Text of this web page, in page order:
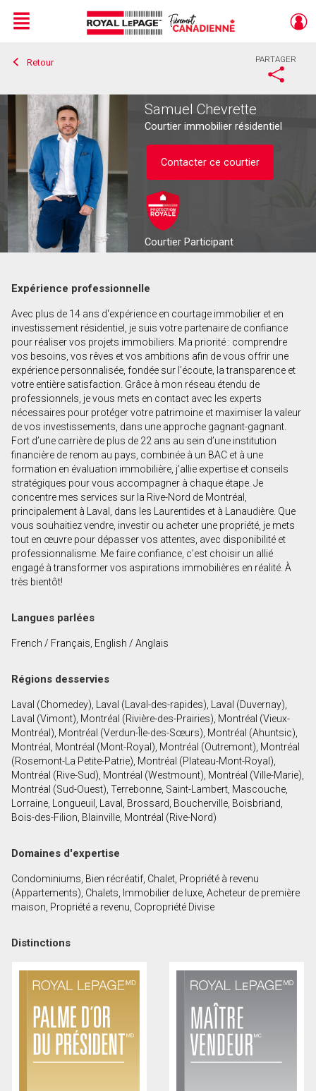
Live
En Direct
Menu
Retour PARTAGER
Samuel Chevrette
Courtier immobilier résidentiel
Contacter ce courtier
Courtier Participant
Prénom
et
Nom
Courriel
Téléphone
(Optionnel)
Message
consentez à nos conditions d'utilisation et vous
communiquer avec vous.
Expérience professionnelle
Avec plus de 14 ans d'expérience en courtage immobilier et en
investissement résidentiel, je suis votre partenaire de confiance
pour réaliser vos projets immobiliers. Ma priorité : comprendre
vos besoins, vos rêves et vos ambitions afin de vous offrir une
expérience personnalisée, fondée sur l’écoute, la transparence et
votre entière satisfaction. Grâce à mon réseau étendu de
professionnels, je vous mets en contact avec les experts
nécessaires pour protéger votre patrimoine et maximiser la valeur
de vos investissements, dans une approche gagnant-gagnant.
Fort d’une carrière de plus de 22 ans au sein d’une institution
financière de renom au pays, combinée à un BAC et à une
formation en évaluation immobilière, j’allie expertise et conseils
stratégiques pour vous accompagner à chaque étape. Je
concentre mes services sur la Rive-Nord de Montréal,
principalement à Laval, dans les Laurentides et à Lanaudière. Que
vous souhaitiez vendre, investir ou acheter une propriété, je mets
tout en œuvre pour dépasser vos attentes, avec disponibilité et
professionnalisme. Me faire confiance, c’est choisir un allié
engagé à transformer vos aspirations immobilières en réalité. À
très bientôt!
Langues parlées
French / Français, English / Anglais
Régions desservies
Laval (Chomedey), Laval (Laval-des-rapides), Laval (Duvernay),
Laval (Vimont), Montréal (Rivière-des-Prairies), Montréal (Vieux-
Montréal), Montréal (Verdun-Île-des-Sœurs), Montréal (Ahuntsic),
Montréal, Montréal (Mont-Royal), Montréal (Outremont), Montréal
(Rosemont-La Petite-Patrie), Montréal (Plateau-Mont-Royal),
Montréal (Rive-Sud), Montréal (Westmount), Montréal (Ville-Marie),
Montréal (Sud-Ouest), Terrebonne, Saint-Lambert, Mascouche,
Lorraine, Longueuil, Laval, Brossard, Boucherville, Boisbriand,
Bois-des-Filion, Blainville, Montréal (Rive-Nord)
Domaines d'expertise
Condominiums, Bien récréatif, Chalet, Propriété à revenu
(Appartements), Chalets, Immobilier de luxe, Acheteur de première
maison, Propriété a revenu, Copropriété Divise
Distinctions